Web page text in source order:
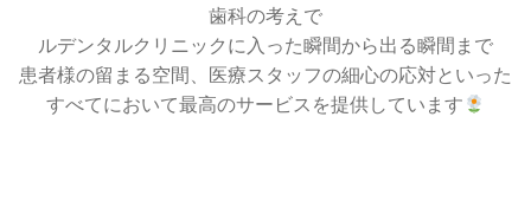
歯科の考えで
ルデンタルクリニックに入った瞬間から出る瞬間まで
患者様の留まる空間、医療スタッフの細心の応対といった
すべてにおいて最高のサービスを提供しています